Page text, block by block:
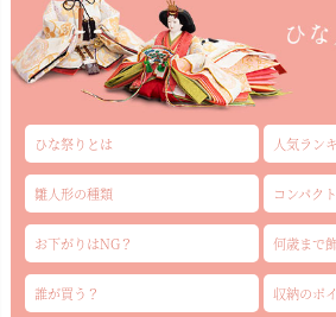
ひな祭りとは 人気ラン
雛人形の種類 コンパク
お下がりはNG？ 何歳まで
誰が買う？ 収納のポ